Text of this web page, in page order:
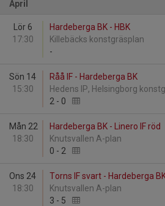
April
Lör 6
17:30
Hardeberga BK - HBK
Killebäcks konstgräsplan
-
Sön 14
15:30
Råå IF - Hardeberga BK
Hedens IP, Helsingborg
2 - 0
Mån 22
18:30
Hardeberga BK - Linero IF röd
Knutsvallen A-plan
0 - 2
Ons 24
18:30
Torns IF svart - Hardeberga
Knutsvallen A-plan
3 - 5